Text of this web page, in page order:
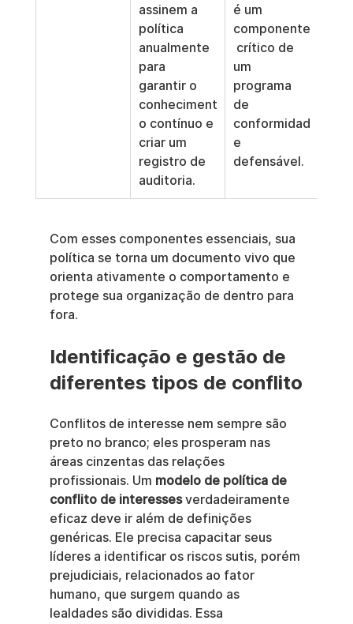
assinem a
política
anualmente
para
garantir o
conheciment
o contínuo e
criar um
registro de
auditoria.
é um
componente
crítico de
um
programa
de
conformidad
e
defensável.
Com esses componentes essenciais, sua
política se torna um documento vivo que
orienta ativamente o comportamento e
protege sua organização de dentro para
fora.
Identificação e gestão de
diferentes tipos de conflito
Conflitos de interesse nem sempre são
preto no branco; eles prosperam nas
áreas cinzentas das relações
profissionais. Um modelo de política de
conflito de interesses verdadeiramente
eficaz deve ir além de definições
genéricas. Ele precisa capacitar seus
líderes a identificar os riscos sutis, porém
prejudiciais, relacionados ao fator
humano, que surgem quando as
lealdades são divididas. Essa